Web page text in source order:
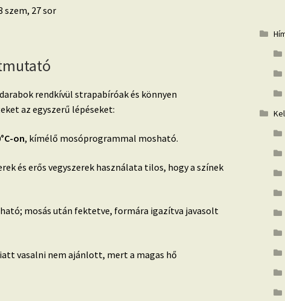
szem, 27 sor
rendkívül strapabíróak és könnyen
az egyszerű lépéseket:
on, kímélő mosóprogrammal mosható.
és erős vegyszerek használata tilos, hogy a színek
mosás után fektetve, formára igazítva javasolt
vasalni nem ajánlott, mert a magas hő